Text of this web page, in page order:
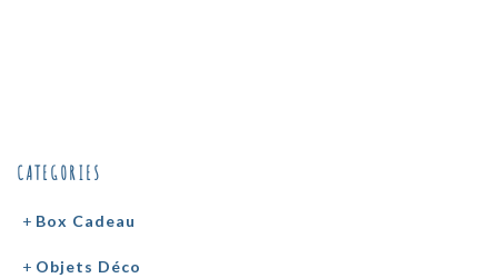
CATEGORIES
Box Cadeau
Objets Déco